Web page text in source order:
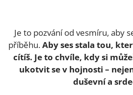
Je to pozvání od vesmíru, aby
příběhu.Aby ses stala tou,
cítíš. Je to chvíle, kdy si
ukotvit se v hojnosti –
duševní a